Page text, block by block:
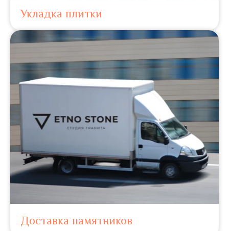
Укладка плитки
Доставка памятников